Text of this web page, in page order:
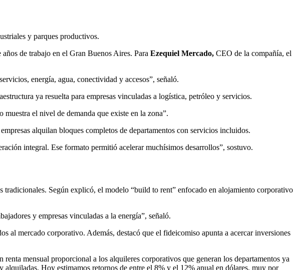
y parques productivos.
de trabajo en el Gran Buenos Aires. Para Ezequiel Mercado, CEO de la compañía, el
energía, agua, conectividad y accesos”, señaló.
ya resuelta para empresas vinculadas a logística, petróleo y servicios.
el nivel de demanda que existe en la zona”.
alquilan bloques completos de departamentos con servicios incluidos.
integral. Ese formato permitió acelerar muchísimos desarrollos”, sostuvo.
Según explicó, el modelo “build to rent” enfocado en alojamiento corporativo
y empresas vinculadas a la energía”, señaló.
al mercado corporativo. Además, destacó que el fideicomiso apunta a acercar inversiones
mensual proporcional a los alquileres corporativos que generan los departamentos ya
alquiladas. Hoy estimamos retornos de entre el 8% y el 12% anual en dólares, muy por